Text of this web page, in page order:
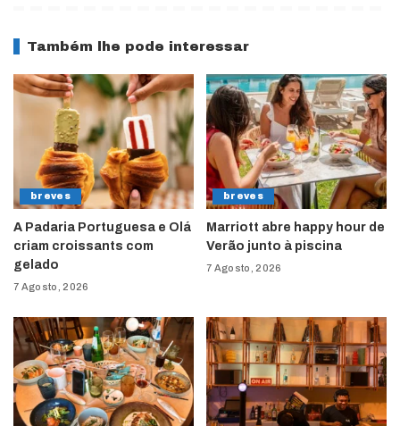
Também lhe pode interessar
breves
A Padaria Portuguesa e Olá
criam croissants com
gelado
7 Agosto, 2026
breves
Marriott abre happy hour de
Verão junto à piscina
7 Agosto, 2026